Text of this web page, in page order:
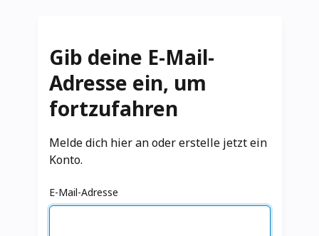
Gib deine E-Mail-
Adresse ein, um
fortzufahren
Melde dich hier an oder erstelle jetzt ein
Konto.
E-Mail-Adresse